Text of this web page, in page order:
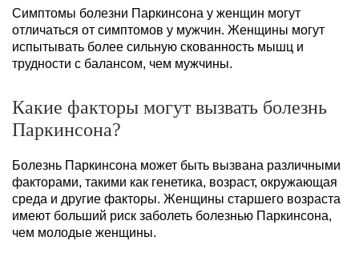
Симптомы болезни Паркинсона у женщин могут
отличаться от симптомов у мужчин. Женщины могут
испытывать более сильную скованность мышц и
трудности с балансом, чем мужчины.
Какие факторы могут вызвать болезнь
Паркинсона?
Болезнь Паркинсона может быть вызвана различными
факторами, такими как генетика, возраст, окружающая
среда и другие факторы. Женщины старшего возраста
имеют больший риск заболеть болезнью Паркинсона,
чем молодые женщины.